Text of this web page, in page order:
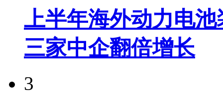
上半年海外动力电
三家中企翻倍增长
3